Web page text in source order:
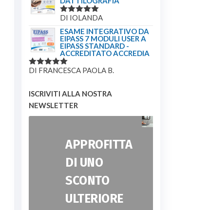
VALUTATO
DI IOLANDA
ESAME INTEGRATIVO DA
EIPASS 7 MODULI USER A
EIPASS STANDARD -
ACCREDITATO ACCREDIA
VALUTATO
DI FRANCESCA PAOLA B.
ISCRIVITI ALLA NOSTRA
NEWSLETTER
APPROFITTA
DI UNO
SCONTO
ULTERIORE